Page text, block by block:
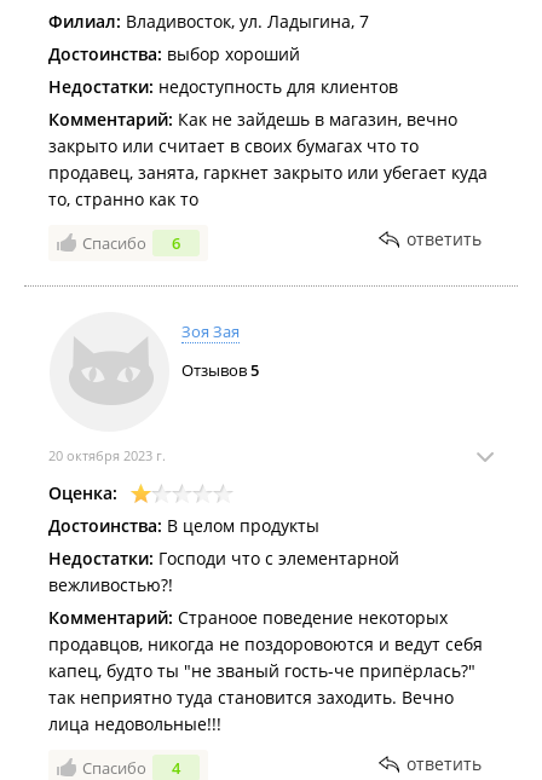
Филиал: Владивосток, ул. Ладыгина, 7
Достоинства: выбор хороший
Недостатки: недоступность для клиентов
Комментарий: Как не зайдешь в магазин, вечно
закрыто или считает в своих бумагах что то
продавец, занята, гаркнет закрыто или убегает куда
то, странно как то
Спасибо 6 ответить
Зоя Зая
Отзывов5
20 октября 2023 г.
Оценка:
Достоинства: В целом продукты
Недостатки: Господи что с элементарной
вежливостью?!
Комментарий: Страноое поведение некоторых
продавцов, никогда не поздоровоются и ведут себя
капец, будто ты "не званый гость-че припёрлась?"
так неприятно туда становится заходить. Вечно
лица недовольные!!!
Спасибо 4 ответить